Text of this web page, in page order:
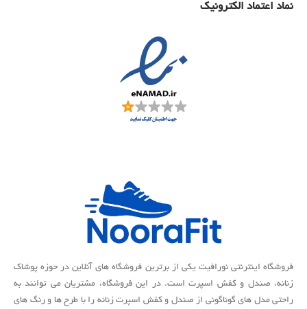
نماد اعتماد الکترونیک
فروشگاه اینترنتی نورافیت یکی از برترین فروشگاه های آنلاین در حوزه پوشاک
زنانه، صندل و کفش اسپرت است. در این فروشگاه، مشتریان می توانند به
راحتی مدل های گوناگونی از صندل و کفش اسپرت زنانه را با طرح ها و رنگ های